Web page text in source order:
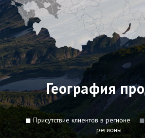
География
◼ Присутствие клиентов в регионе ◼
регионы